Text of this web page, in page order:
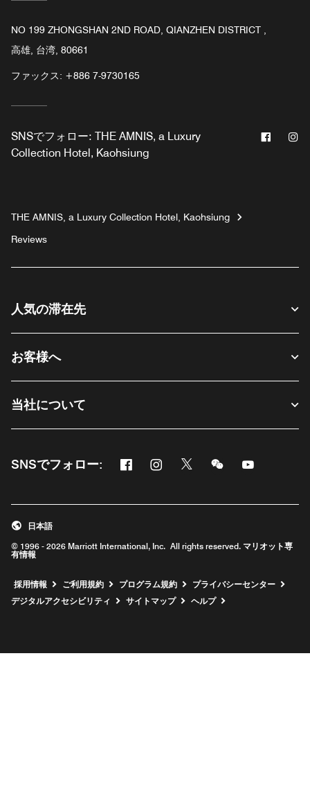
NO 199 ZHONGSHAN 2ND ROAD, QIANZHEN DISTRICT ,
高雄, 台湾, 80661
ファックス: +886 7-9730165
SNSでフォロー: THE AMNIS, a Luxury
Collection Hotel, Kaohsiung
THE AMNIS, a Luxury Collection Hotel, Kaohsiung
Reviews
人気の滞在先
お客様へ
当社について
SNSでフォロー: Facebook
新しいウィンドウで開く
Instagram
新しいウィンドウで開く
Twitter
新しいウィンドウで開く
Messenger
新しいウィンドウ
新しいウィ
© 1996 - 2026 Marriott International, Inc. All rights reserved. マリオット専
有情報
日本語
採用情報 新しいウィンドウで開く
ご利用規約 プログラム規約
プライバシーセンター
デジタルアクセシビリティ
サイトマップ ヘルプ